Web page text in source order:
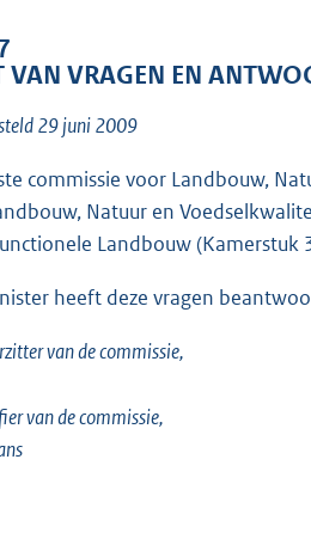
VAN VRAGEN EN
29 juni 2009
commissie voor Landbouw,
Natuur en
Landbouw (Kamerstuk
heeft deze vragen
van de commissie,
van de commissie,